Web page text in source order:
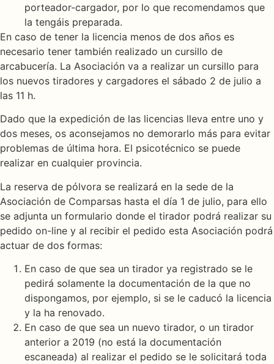
porteador-cargador, por lo que recomendamos que
la tengáis preparada.
En caso de tener la licencia menos de dos años es
necesario tener también realizado un cursillo de
arcabucería. La Asociación va a realizar un cursillo para
los nuevos tiradores y cargadores el sábado 2 de julio a
las 11 h.
Dado que la expedición de las licencias lleva entre uno y
dos meses, os aconsejamos no demorarlo más para evitar
problemas de última hora. El psicotécnico se puede
realizar en cualquier provincia.
La reserva de pólvora se realizará en la sede de la
Asociación de Comparsas hasta el día 1 de julio, para ello
se adjunta un formulario donde el tirador podrá realizar su
pedido on-line y al recibir el pedido esta Asociación podrá
actuar de dos formas:
En caso de que sea un tirador ya registrado se le
pedirá solamente la documentación de la que no
dispongamos, por ejemplo, si se le caducó la licencia
y la ha renovado.
En caso de que sea un nuevo tirador, o un tirador
anterior a 2019 (no está la documentación
escaneada) al realizar el pedido se le solicitará toda